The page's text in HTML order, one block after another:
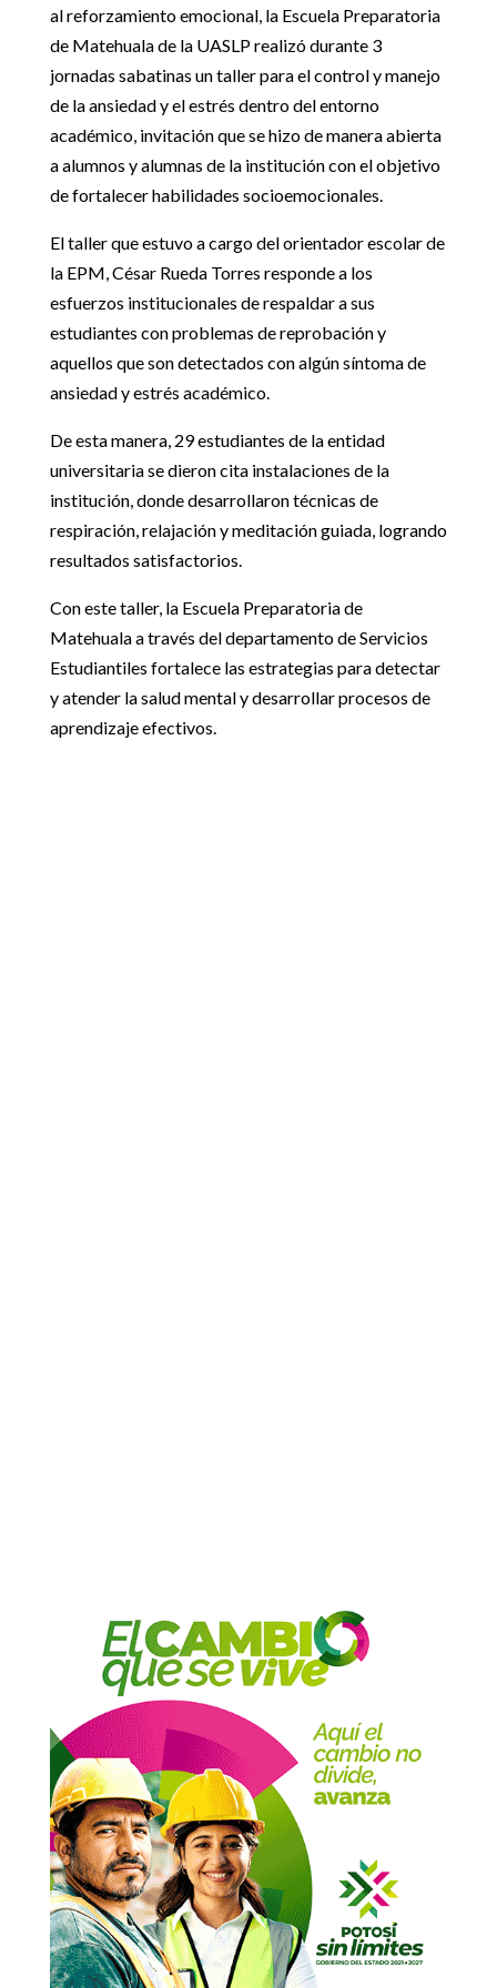
al reforzamiento emocional, la Escuela Preparatoria
de Matehuala de la UASLP realizó durante 3
jornadas sabatinas un taller para el control y manejo
de la ansiedad y el estrés dentro del entorno
académico, invitación que se hizo de manera abierta
a alumnos y alumnas de la institución con el objetivo
de fortalecer habilidades socioemocionales.
El taller que estuvo a cargo del orientador escolar de
la EPM, César Rueda Torres responde a los
esfuerzos institucionales de respaldar a sus
estudiantes con problemas de reprobación y
aquellos que son detectados con algún síntoma de
ansiedad y estrés académico.
De esta manera, 29 estudiantes de la entidad
universitaria se dieron cita instalaciones de la
institución, donde desarrollaron técnicas de
respiración, relajación y meditación guiada, logrando
resultados satisfactorios.
Con este taller, la Escuela Preparatoria de
Matehuala a través del departamento de Servicios
Estudiantiles fortalece las estrategias para detectar
y atender la salud mental y desarrollar procesos de
aprendizaje efectivos.